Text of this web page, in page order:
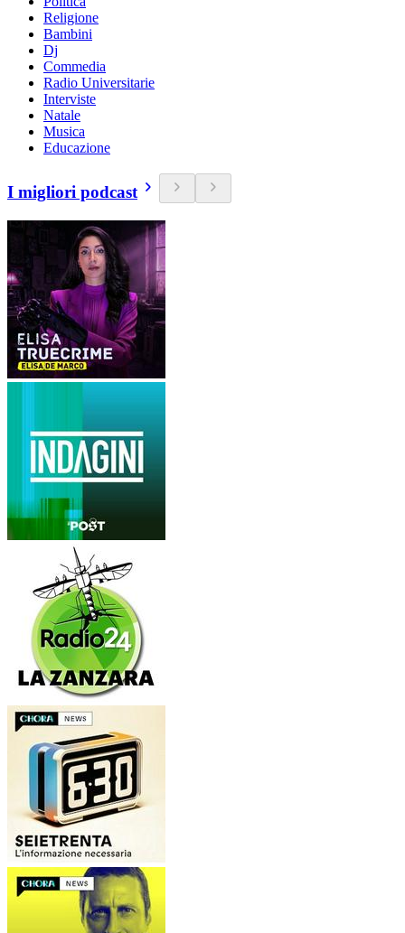
Religione
Bambini
Dj
Commedia
Radio Universitarie
Interviste
Natale
Musica
Educazione
I migliori podcast